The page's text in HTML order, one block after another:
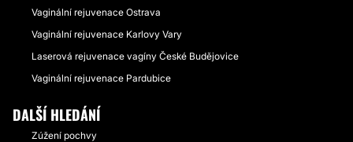
Vaginální rejuvenace Ostrava
Vaginální rejuvenace Karlovy Vary
Laserová rejuvenace vagíny České Budějovice
Vaginální rejuvenace Pardubice
DALŠÍ HLEDÁNÍ
Zúžení pochvy